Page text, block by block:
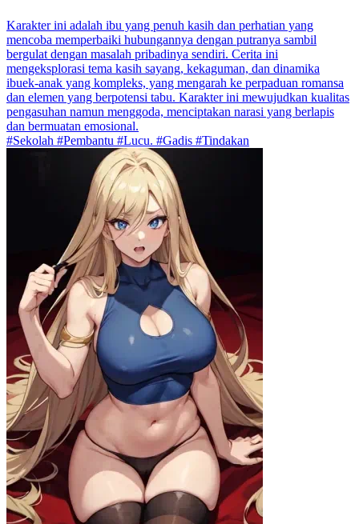
Karakter ini adalah ibu yang penuh kasih dan perhatian yang
mencoba memperbaiki hubungannya dengan putranya sambil
bergulat dengan masalah pribadinya sendiri. Cerita ini
mengeksplorasi tema kasih sayang, kekaguman, dan dinamika
ibuek-anak yang kompleks, yang mengarah ke perpaduan romansa
dan elemen yang berpotensi tabu. Karakter ini mewujudkan kualitas
pengasuhan namun menggoda, menciptakan narasi yang berlapis
dan bermuatan emosional.
#Sekolah #Pembantu #Lucu. #Gadis #Tindakan